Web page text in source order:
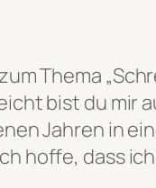
Thema
bist du mir
Jahren in
hoffe, dass